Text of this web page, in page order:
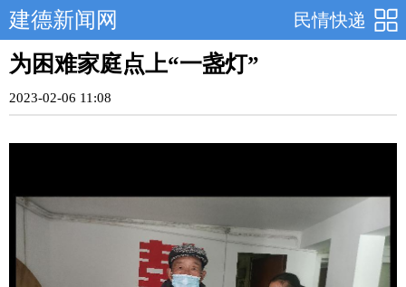
民情快递
建德新闻网
为困难家庭点上“一盏灯”
2023-02-06 11:08